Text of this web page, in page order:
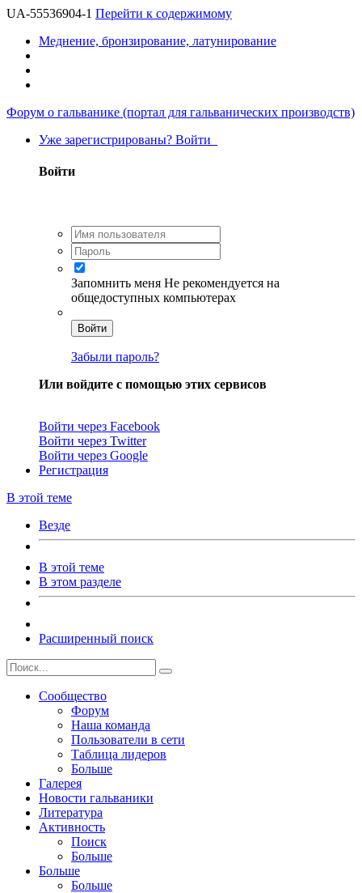
UA-55536904-1 Перейти к содержимому
Меднение, бронзирование, латунирование
Форум о гальванике (портал для гальванических производств)
Уже зарегистрированы? Войти
Войти
Запомнить меня Не рекомендуется на
общедоступных компьютерах
Войти
Забыли пароль?
Или войдите с помощью этих сервисов
Войти через Facebook
Войти через Twitter
Войти через Google
Регистрация
В этой теме
Везде
В этой теме
В этом разделе
Расширенный поиск
Сообщество
Форум
Наша команда
Пользователи в сети
Таблица лидеров
Больше
Галерея
Новости гальваники
Литература
Активность
Поиск
Больше
Больше
Больше